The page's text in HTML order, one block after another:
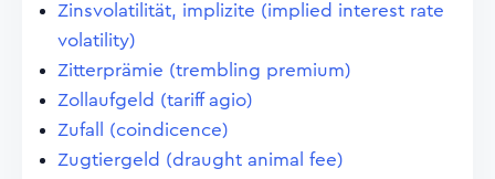
Zinsvolatilität, implizite (implied interest rate
volatility)
Zitterprämie (trembling premium)
Zollaufgeld (tariff agio)
Zufall (coindicence)
Zugtiergeld (draught animal fee)